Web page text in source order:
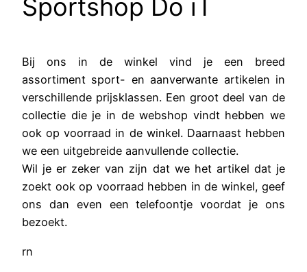
Sportshop Do iT
Bij ons in de winkel vind je een breed
assortiment sport- en aanverwante artikelen in
verschillende prijsklassen. Een groot deel van de
collectie die je in de webshop vindt hebben we
ook op voorraad in de winkel. Daarnaast hebben
we een uitgebreide aanvullende collectie.
Wil je er zeker van zijn dat we het artikel dat je
zoekt ook op voorraad hebben in de winkel, geef
ons dan even een telefoontje voordat je ons
bezoekt.
rn